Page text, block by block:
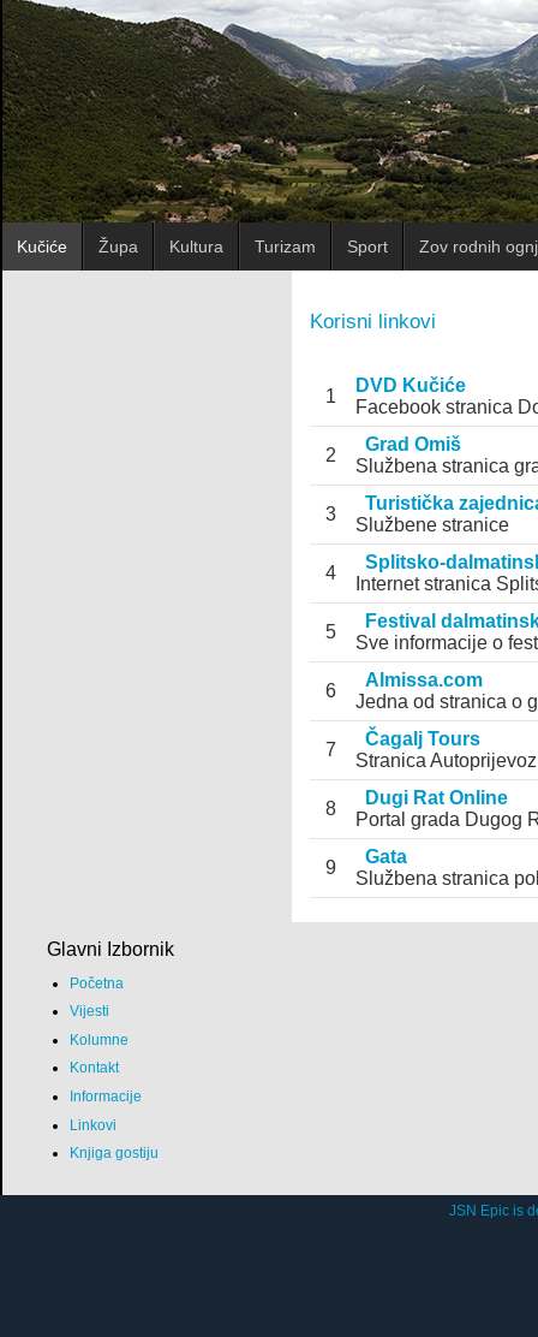
Kučiće Župa Kultura Turizam Sport Zov rodnih
Korisni linkovi
1
DVD Kučiće
Facebook stranica
2
Grad Omiš
Službena stranica
3
Turistička
Službene stranice
4
Splitsko-
Internet stranica
5
Festival
Sve informacije o
6
Almissa.com
Jedna od stranica o
7
Čagalj Tours
Stranica
8
Dugi Rat Online
Portal grada Dugog
9
Gata
Službena stranica
Glavni Izbornik
Početna
Vijesti
Kolumne
Kontakt
Informacije
Linkovi
Knjiga gostiju
JSN Epic is